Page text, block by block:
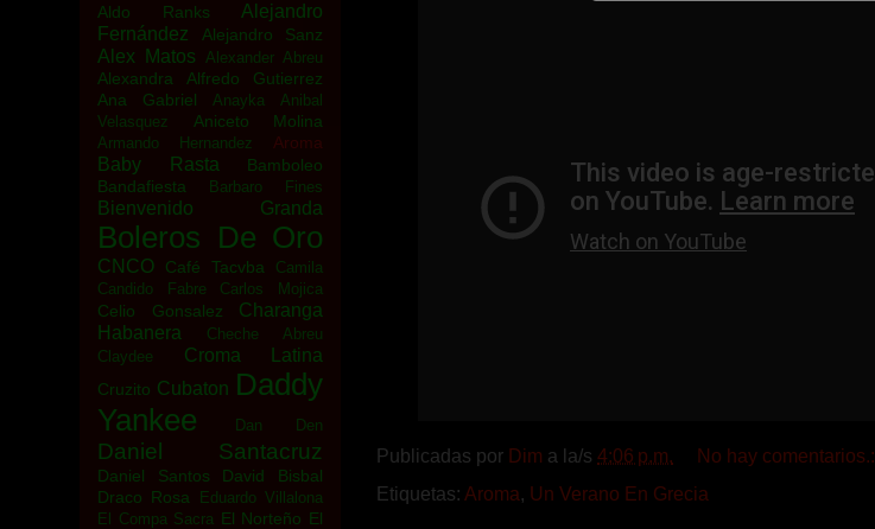
Publicadas por Dim a la/s 4:06 p.m.
No hay comentarios.:
Etiquetas: Aroma, Un Verano En Grecia
Aldo Ranks
Alejandro
Fernández
Alejandro Sanz
Alex Matos Alexander Abreu
Alexandra
Alfredo Gutierrez
Ana Gabriel
Anayka
Anibal
Velasquez
Aniceto Molina
Armando Hernandez Aroma
Baby Rasta
Bamboleo
Bandafiesta
Barbaro Fines
Bienvenido Granda
Boleros De Oro
CNCO Café Tacvba
Camila
Candido Fabre
Carlos Mojica
Celio Gonsalez
Charanga
Habanera
Cheche Abreu
Claydee
Croma Latina
Cruzito Cubaton Daddy
Yankee
Dan Den
Daniel Santacruz
Daniel Santos
David Bisbal
Draco Rosa
Eduardo Villalona
El Compa Sacra El Norteño El